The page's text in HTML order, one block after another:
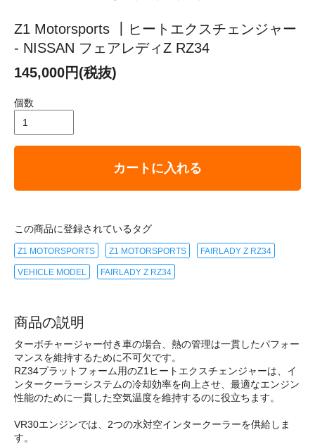
Z1 Motorsports ┃ヒートエクスチェンジャー
- NISSAN フェアレディZ RZ34
145,000円(税抜)
個数
カートに入れる
この商品に登録されているタグ
Z1 MOTORSPORTS Z1 MOTORSPORTS FAIRLADY Z RZ34
VEHICLE MODEL FAIRLADY Z RZ34
商品の説明
ターボチャージャー付き車の場合、熱の管理は一貫したパフォー
マンスを維持するために不可欠です。
RZ34プラットフォーム用のZ1ヒートエクスチェンジャーは、イ
ンタークーラーシステムの冷却効率を向上させ、最適なエンジン
性能のために一貫した空気温度を維持するのに役立ちます。
VR30エンジンでは、2つの水対空インタークーラーを供給しま
す。